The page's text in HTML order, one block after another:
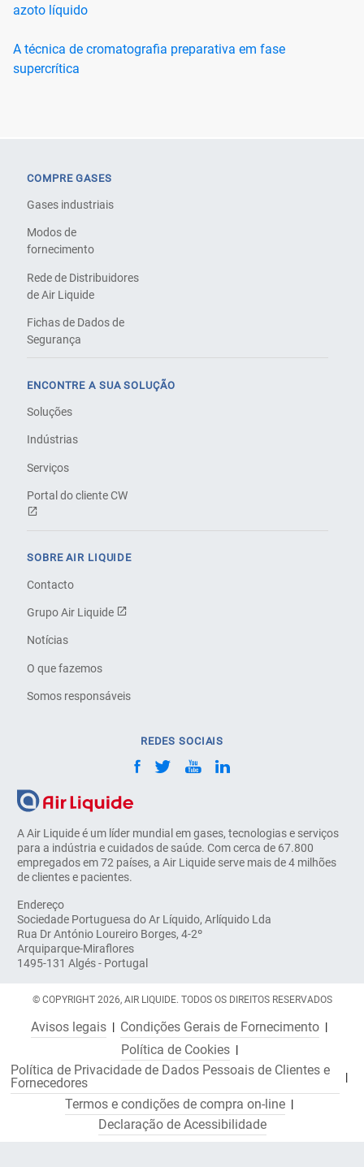
azoto líquido
A técnica de cromatografia preparativa em fase
supercrítica
A Air Liquide é um líder mundial em gases, tecnologias e serviços
para a indústria e cuidados de saúde. Com cerca de 67.800
empregados em 72 países, a Air Liquide serve mais de 4 milhões
de clientes e pacientes.
Endereço
Sociedade Portuguesa do Ar Líquido, Arlíquido Lda
Rua Dr António Loureiro Borges, 4-2º
Arquiparque-Miraflores
1495-131 Algés - Portugal
COMPRE GASES
Gases industriais
Modos de
fornecimento
Rede de Distribuidores
de Air Liquide
Fichas de Dados de
Segurança
ENCONTRE A SUA SOLUÇÃO
Soluções
Indústrias
Serviços
Portal do cliente CW
SOBRE AIR LIQUIDE
Contacto
Grupo Air Liquide
Notícias
O que fazemos
Somos responsáveis
REDES SOCIAIS
© COPYRIGHT 2026, AIR LIQUIDE. TODOS OS DIREITOS RESERVADOS
Avisos legais
Condições Gerais de Fornecimento
Política de Cookies
Política de Privacidade de Dados Pessoais de Clientes e
Fornecedores
Termos e condições de compra on-line
Declaração de Acessibilidade